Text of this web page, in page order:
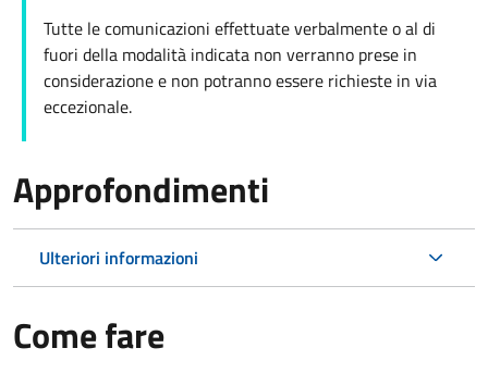
Tutte le comunicazioni effettuate verbalmente o al di
fuori della modalità indicata non verranno prese in
considerazione e non potranno essere richieste in via
eccezionale.
Approfondimenti
Ulteriori informazioni
Come fare